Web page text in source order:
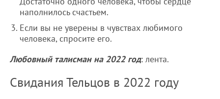
наполнилось счастьем.
Если вы не уверены в чувствах любимого
человека, спросите его.
Любовный талисман на 2022 год: лента.
Свидания Тельцов в 2022 году